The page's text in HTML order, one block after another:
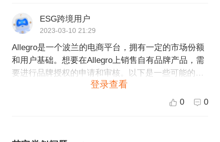
书等相关资料，以证明您的企业是合法、有能力经营
的。 4. 尽可能提供与品牌方合作过的证明和案例。如
果您已经和其他品牌合作并且合作顺利，可以将这些
证明和案例提供给品牌方参考，以证明您的经营水平
和能力。 5. 遵守品牌方的规定和要求。品牌方通常会
有一些规定和要求，比如销售渠道、销售地区、售
价、产品品质等等。您需要遵守这些规定和要求，以
ESG跨境用户
2023-03-10 21:29
Allegro是一个波兰的电商平台，拥有一定的市场份额
和用户基础。想要在Allegro上销售自有品牌产品，需
要进行品牌授权的申请和审核。以下是一些可能的步
准备好自有品牌产品的信息，包括产品图片、名称、
登录查看
0 0